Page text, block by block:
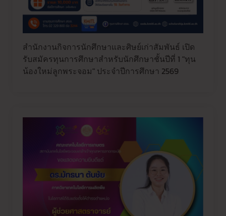
สำนักงานกิจการนักศึกษาและศิษย์เก่าสัมพันธ์ เปิด
รับสมัครทุนการศึกษาสำหรับนักศึกษาชั้นปีที่ 1 "ทุน
น้องใหม่ลูกพระจอม" ประจำปีการศึกษา 2569